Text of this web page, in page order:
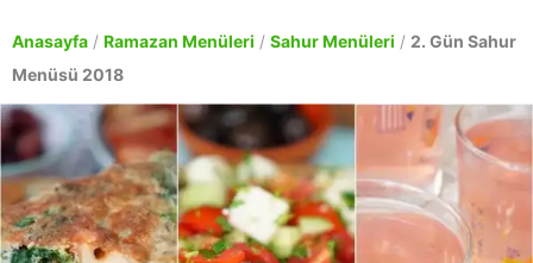
Anasayfa / Ramazan Menüleri / Sahur Menüleri / 2. Gün Sahur
Menüsü 2018